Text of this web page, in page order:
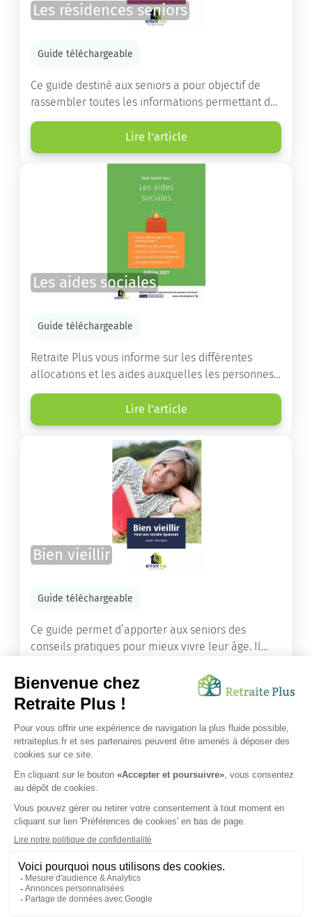
Les résidences seniors
Guide téléchargeable
Ce guide destiné aux seniors a pour objectif de
rassembler toutes les informations permettant de
choisir la résidence services seniors adaptée.
Lire l'article
Les aides sociales
Guide téléchargeable
Retraite Plus vous informe sur les différentes
allocations et les aides auxquelles les personnes
âgées ont droit pour financer un séjour en maison
de retraite ou un maintien à domicile.
Lire l'article
Bien vieillir
Guide téléchargeable
Ce guide permet d’apporter aux seniors des
conseils pratiques pour mieux vivre leur âge. Il
améliorer sa santé grâce à l’alimentation...
Lire l'article
Vous avez besoin d’une aide de nos équipes ?
Obtenir les tarifs & disponibilités
SUIVEZ-NOUS SUR :
Protection données personnelles